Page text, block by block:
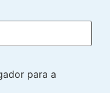
para a